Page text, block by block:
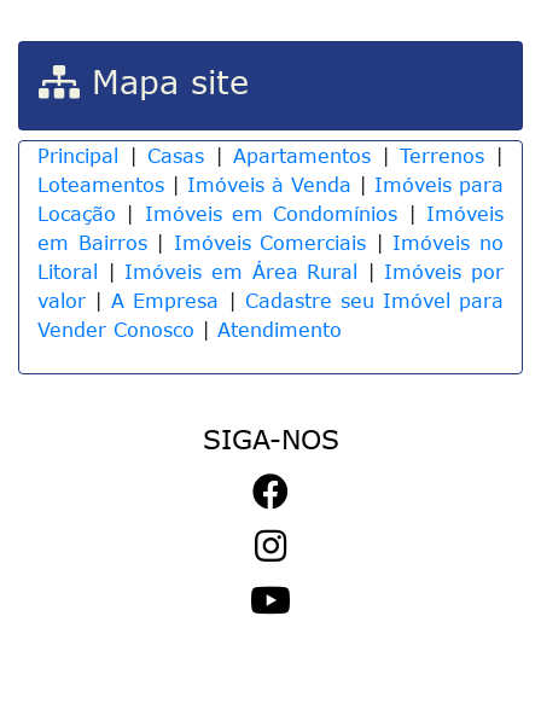
Mapa site
Principal Casas |Apartamentos |Terrenos
Loteamentos
Imóveis à Venda
Imóveis para
Locação
Imóveis em Condomínios
Imóveis
em Bairros| Imóveis Comerciais
Imóveis no
Litoral
Imóveis em Área Rural
Imóveis por
valor |A Empresa
Cadastre seu Imóvel para
Vender Conosco
Atendimento
SIGA-NOS